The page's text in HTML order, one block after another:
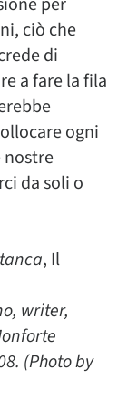
ciò che
di
a fare la fila
ogni
da soli o
, Il
writer,
(Photo by